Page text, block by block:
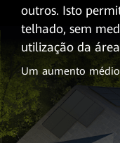
outros. Isto
telhado, sem
utilização da
Um aumento